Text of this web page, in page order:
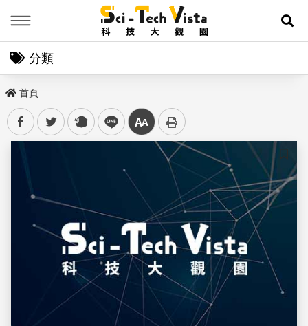
展
分類
首頁
facebooktwitter plurk line 中
儲存